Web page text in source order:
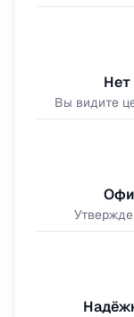
Нет
Вы видите